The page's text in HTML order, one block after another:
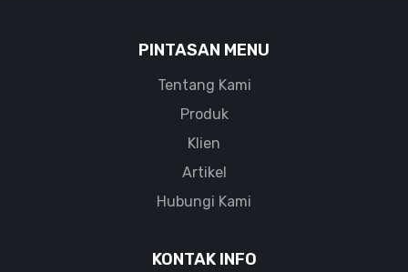
PINTASAN MENU
Tentang Kami
Produk
Klien
Artikel
Hubungi Kami
KONTAK INFO